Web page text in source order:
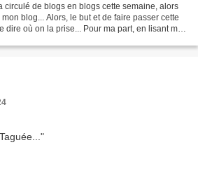
circulé de blogs en blogs cette semaine, alors
blog... Alors, le but et de faire passer cette
dire où on la prise... Pour ma part, en lisant mes